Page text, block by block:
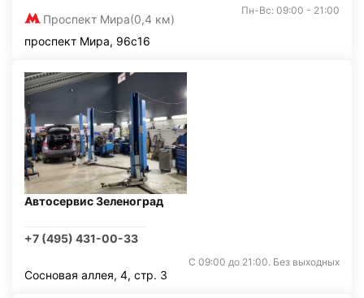
Проспект Мира(0,4 км)
Пн-Вс: 09:00 - 21:00
проспект Мира, 96с16
Автосервис Зеленоград
+7 (495) 431-00-33
С 09:00 до 21:00. Без выходных
Сосновая аллея, 4, стр. 3